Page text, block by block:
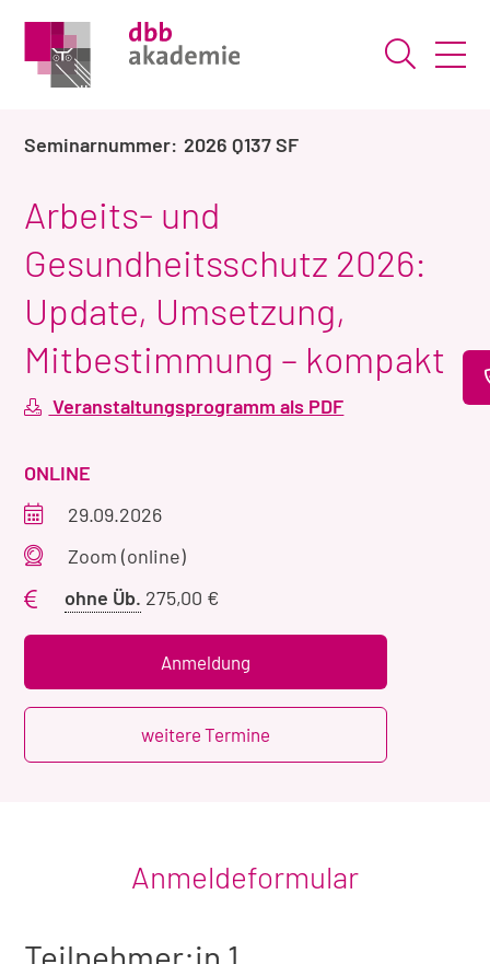
Suche
2026 Q137 SF
Arbeits- und
Gesundheitsschutz 2026:
Update, Umsetzung,
Mitbestimmung – kompakt
Veranstaltungsprogramm als PDF
VERANSTALTUNGSART
ONLINE
Veranstaltungszeitraum
29.09.2026
Veranstaltungsort
Zoom (online)
ohne Üb. Preis
Übernachtung
275,00 €
Anmeldung
weitere Termine
Anmeldeformular